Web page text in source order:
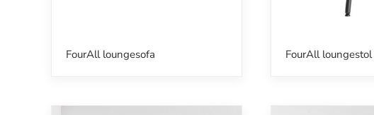
FourAll loungesofa FourAll loungestol